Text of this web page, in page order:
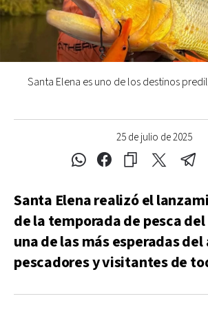
25 de julio de 2025
Santa Elena es uno de los destinos
Santa Elena realizó el
de la temporada de pesca
una de las más esperadas del
pescadores y visitantes de